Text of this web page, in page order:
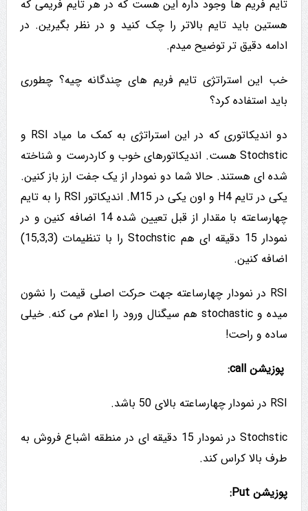
تایم فریم ها وجود داره این هست که در هر تایم فریمی که
هستین باید تایم بالاتر را چک کنید و در نظر بگیرین. در
ادامه دقیق تر توضیح میدم.
خب این استراتژی تایم فریم های چندگانه چیه؟ چطوری
باید استفاده کرد؟
دو اندیکاتوری که در این استراتژی به کمک ما میاد RSI و
Stochstic هست. اندیکاتورهای خوب و کاردرست و شناخته
شده ای هستند. حالا شما دو نمودار از یک جفت ارز باز کنین.
یکی در تایم H4 و اون یکی در M15. اندیکاتور RSI را به تایم
چهارساعته با مقدار از قبل تعیین شده 14 اضافه کنین و در
نمودار 15 دقیقه ای هم Stochstic را با تنظیمات (15,3,3)
اضافه کنین.
RSI در نمودار چهارساعته جهت حرکت اصلی قیمت را نشون
میده و stochastic هم سیگنال ورود را اعلام می کنه. خیلی
ساده و راحت!
پوزیشن call:
RSI در نمودار چهارساعته بالای 50 باشد.
Stochstic در نمودار 15 دقیقه ای در منطقه اشباع فروش به
طرف بالا کراس کند.
پوزیشن Put: